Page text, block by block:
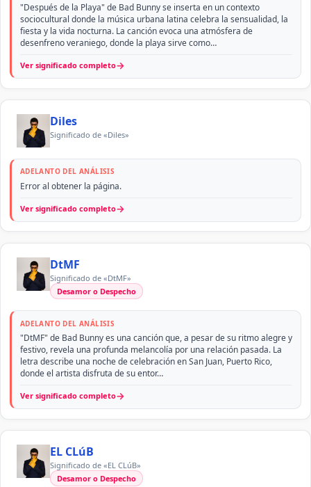
"Después de la Playa" de Bad Bunny se inserta en un contexto
sociocultural donde la música urbana latina celebra la sensualidad, la
fiesta y la vida nocturna. La canción evoca una atmósfera de
desenfreno veraniego, donde la playa sirve como…
Ver significado completo→
Diles
Significado de «Diles»
ADELANTO DEL ANÁLISIS
Error al obtener la página.
Ver significado completo→
DtMF
Significado de «DtMF»
Desamor o Despecho
ADELANTO DEL ANÁLISIS
"DtMF" de Bad Bunny es una canción que, a pesar de su ritmo alegre y
festivo, revela una profunda melancolía por una relación pasada. La
letra describe una noche de celebración en San Juan, Puerto Rico,
donde el artista disfruta de su entor…
Ver significado completo→
EL CLúB
Significado de «EL CLúB»
Desamor o Despecho